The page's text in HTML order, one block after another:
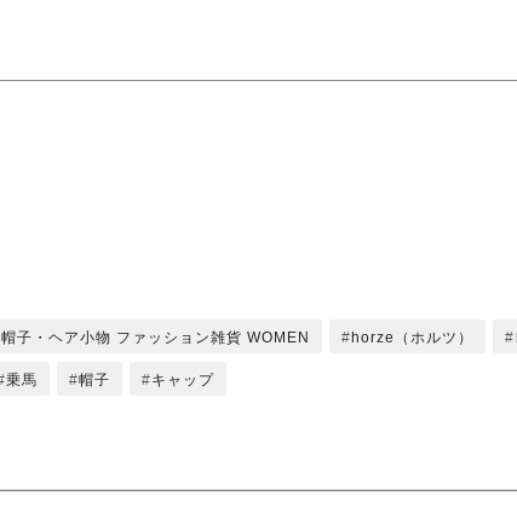
帽子・ヘア小物 ファッション雑貨 WOMEN horze（ホルツ）
乗馬 帽子 キャップ